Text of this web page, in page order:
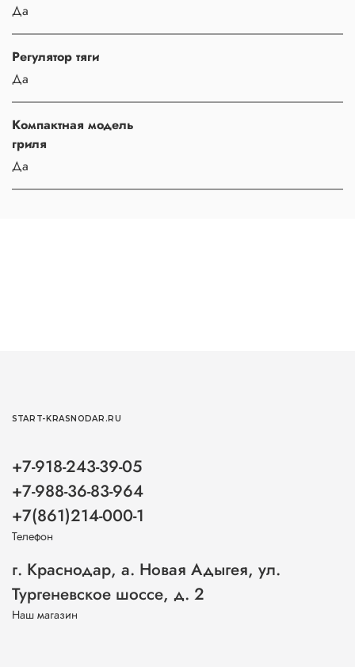
Да
Регулятор тяги
Да
Компактная модель
гриля
Да
START-KRASNODAR.RU
+7-918-243-39-05
+7-988-36-83-964
+7(861)214-000-1
Телефон
г. Краснодар, а. Новая Адыгея, ул.
Тургеневское шоссе, д. 2
Наш магазин